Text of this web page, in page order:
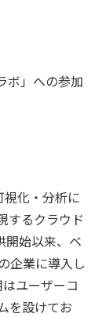
ボ」への参加
化・分析に
するクラウド
開始以来、ベ
企業に導入し
ユーザーコ
を設けてお